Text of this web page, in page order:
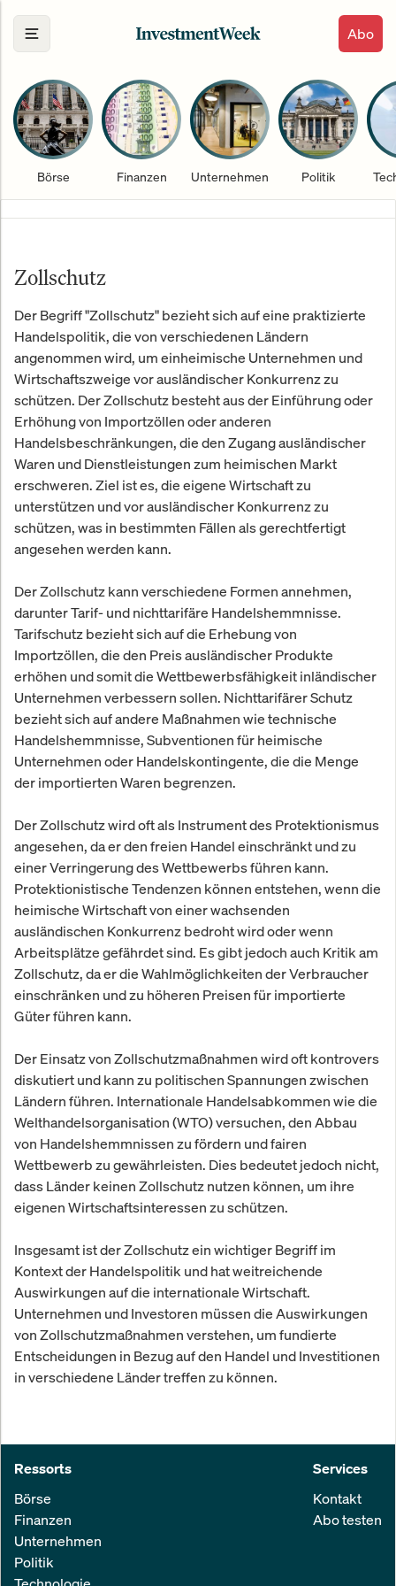
Abo
Börse Finanzen Unternehmen Politik
Zollschutz
Der Begriff "Zollschutz" bezieht sich auf eine praktizierte
Handelspolitik, die von verschiedenen Ländern
angenommen wird, um einheimische Unternehmen und
Wirtschaftszweige vor ausländischer Konkurrenz zu
schützen. Der Zollschutz besteht aus der Einführung oder
Erhöhung von Importzöllen oder anderen
Handelsbeschränkungen, die den Zugang ausländischer
Waren und Dienstleistungen zum heimischen Markt
erschweren. Ziel ist es, die eigene Wirtschaft zu
unterstützen und vor ausländischer Konkurrenz zu
schützen, was in bestimmten Fällen als gerechtfertigt
angesehen werden kann.
Der Zollschutz kann verschiedene Formen annehmen,
darunter Tarif- und nichttarifäre Handelshemmnisse.
Tarifschutz bezieht sich auf die Erhebung von
Importzöllen, die den Preis ausländischer Produkte
erhöhen und somit die Wettbewerbsfähigkeit inländischer
Unternehmen verbessern sollen. Nichttarifärer Schutz
bezieht sich auf andere Maßnahmen wie technische
Handelshemmnisse, Subventionen für heimische
Unternehmen oder Handelskontingente, die die Menge
der importierten Waren begrenzen.
Der Zollschutz wird oft als Instrument des Protektionismus
angesehen, da er den freien Handel einschränkt und zu
einer Verringerung des Wettbewerbs führen kann.
Protektionistische Tendenzen können entstehen, wenn die
heimische Wirtschaft von einer wachsenden
ausländischen Konkurrenz bedroht wird oder wenn
Arbeitsplätze gefährdet sind. Es gibt jedoch auch Kritik am
Zollschutz, da er die Wahlmöglichkeiten der Verbraucher
einschränken und zu höheren Preisen für importierte
Güter führen kann.
Der Einsatz von Zollschutzmaßnahmen wird oft kontrovers
diskutiert und kann zu politischen Spannungen zwischen
Ländern führen. Internationale Handelsabkommen wie die
Welthandelsorganisation (WTO) versuchen, den Abbau
von Handelshemmnissen zu fördern und fairen
Wettbewerb zu gewährleisten. Dies bedeutet jedoch nicht,
dass Länder keinen Zollschutz nutzen können, um ihre
eigenen Wirtschaftsinteressen zu schützen.
Insgesamt ist der Zollschutz ein wichtiger Begriff im
Kontext der Handelspolitik und hat weitreichende
Auswirkungen auf die internationale Wirtschaft.
Unternehmen und Investoren müssen die Auswirkungen
von Zollschutzmaßnahmen verstehen, um fundierte
Entscheidungen in Bezug auf den Handel und Investitionen
in verschiedene Länder treffen zu können.
Ressorts
Börse
Finanzen
Unternehmen
Politik
Services
Kontakt
Abo testen